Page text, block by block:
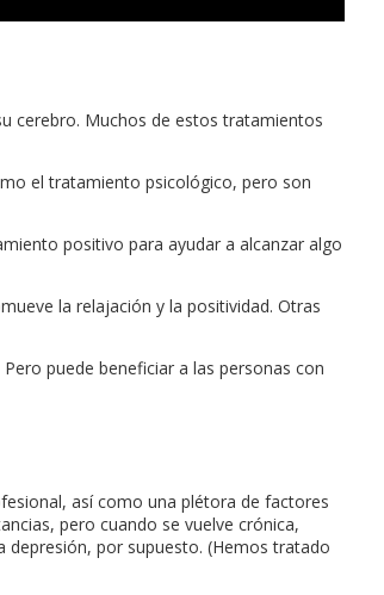
cerebro. Muchos de estos tratamientos
el tratamiento psicológico, pero son
positivo para ayudar a alcanzar algo
la relajación y la positividad. Otras
puede beneficiar a las personas con
así como una plétora de factores
pero cuando se vuelve crónica,
depresión, por supuesto. (Hemos tratado